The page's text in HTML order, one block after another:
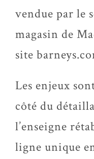
vendue par le
magasin de
site
Les enjeux
côté du
l’enseigne
ligne unique